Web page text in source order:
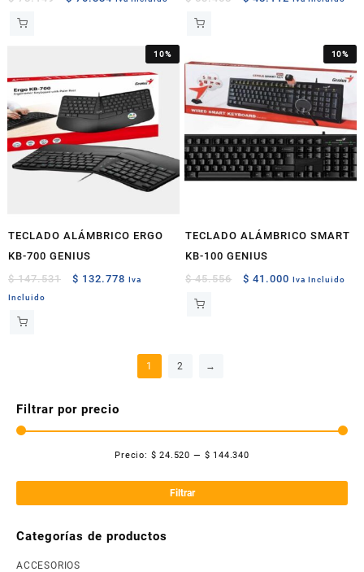
$ 70.334.
$ 48.112.
10%
TECLADO ALÁMBRICO ERGO
KB-700 GENIUS
$147.531
Original
$ 132.778 Current
Iva
Incluido
10%
TECLADO ALÁMBRICO SMART
KB-100 GENIUS
$45.556
Original
$ 41.000 Current
Iva Incluido
1 2 →
Filtrar por precio
Filtrar
Precio: $ 24.520 — $ 144.340
Categorías de productos
ACCESORIOS